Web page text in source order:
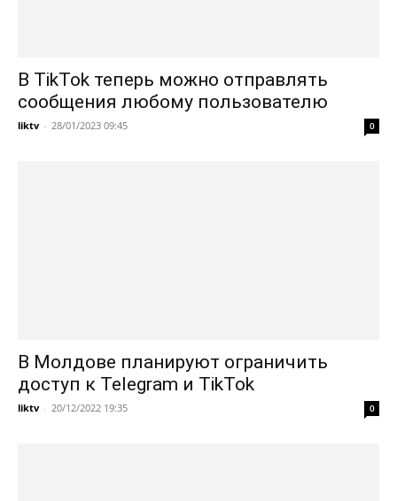
В TikTok теперь можно отправлять
сообщения любому пользователю
liktv - 28/01/2023 09:45 0
В Молдове планируют ограничить
доступ к Telegram и TikTok
liktv - 20/12/2022 19:35 0